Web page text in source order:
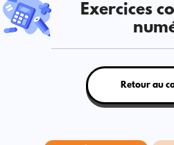
Exercices
Retour au